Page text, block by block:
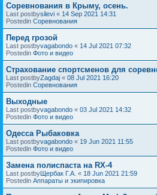
Соревнования в Крыму, осень.
Last postbysilevi « 14 Sep 2021 14:31
Postedin Соревнования
Перед грозой
Last postbyvagabondo « 14 Jul 2021 07:32
Postedin Фото и видео
Страхование спортсменов для
Last postbyZagdaj « 08 Jul 2021 16:20
Postedin Соревнования
Выходные
Last postbyvagabondo « 03 Jul 2021 14:32
Postedin Фото и видео
Одесса Рыбаковка
Last postbyvagabondo « 19 Jun 2021 11:55
Postedin Фото и видео
Замена полиспаста на RX-4
Last postbyЩербак Г.А. « 18 Jun 2021 21:59
Postedin Аппараты и экипировка